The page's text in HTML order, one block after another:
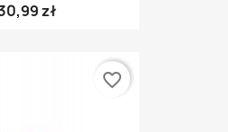
zł
favorite_border